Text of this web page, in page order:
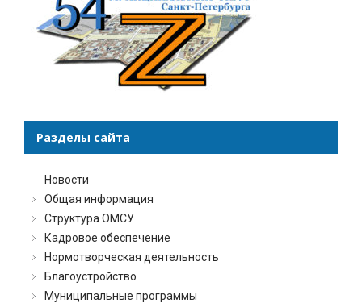
Разделы сайта
Новости
Общая информация
Структура ОМСУ
Кадровое обеспечение
Нормотворческая деятельность
Благоустройство
Муниципальные программы